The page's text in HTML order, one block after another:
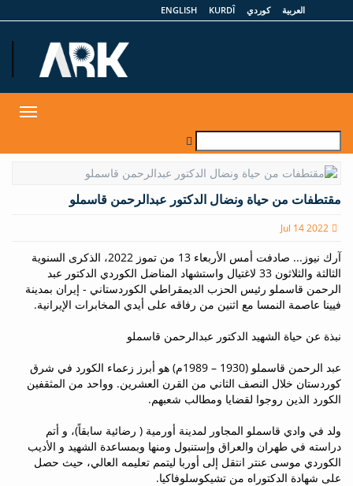
العربية كوردي KURDÎ
ENGLISH
مقتطفات من حياة ونضال الدكتور عبدالرحمن قاسملو
Jul 14 2022
آرك نيوز... صادفت أمس الأربعاء 13 من تموز 2022، الذكرى السنوية
الثالثة والثلاثون 33 لاغتيال واستشهاد المناضل الكوردي الدكتور عبد
الرحمن قاسملو رئيس الحزب الديمقراطي الكوردستاني - إیران بمدينة
فيينا عاصمة النمسا مع اثنين من رفاقه على أيدي المخابرات الإيرانية.
نبذة عن حياة الشهيد الدكتور عبدالرحمن قاسملو
عبد الرحمن قاسملو (1930 – 1989م) هو أبرز زعماء الكورد في شرق
كوردستان خلال النصف الثاني من القرن العشرين. وواحد من المثقفين
الكورد الذين روجوا لقضايا ومطالب شعبهم.
ولد في وادي قاسملو المجاور لمدينة أورمية ( رضائية سابقاً)، و أتم
دراسته في طهران والعراق وإستنبول ومنها وبمساعدة الشهيد و الأديب
الكوردي موسى عنتر انتقل إلى أوربا ليتمم تعليمه العالي، حيث حصل
على شهادة الدكتوراه من تشيكوسلوفاكيا.